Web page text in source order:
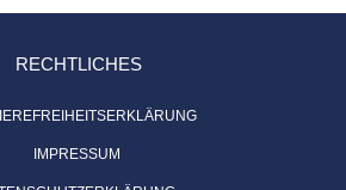
RECHTLICHES
IMPRESSUM